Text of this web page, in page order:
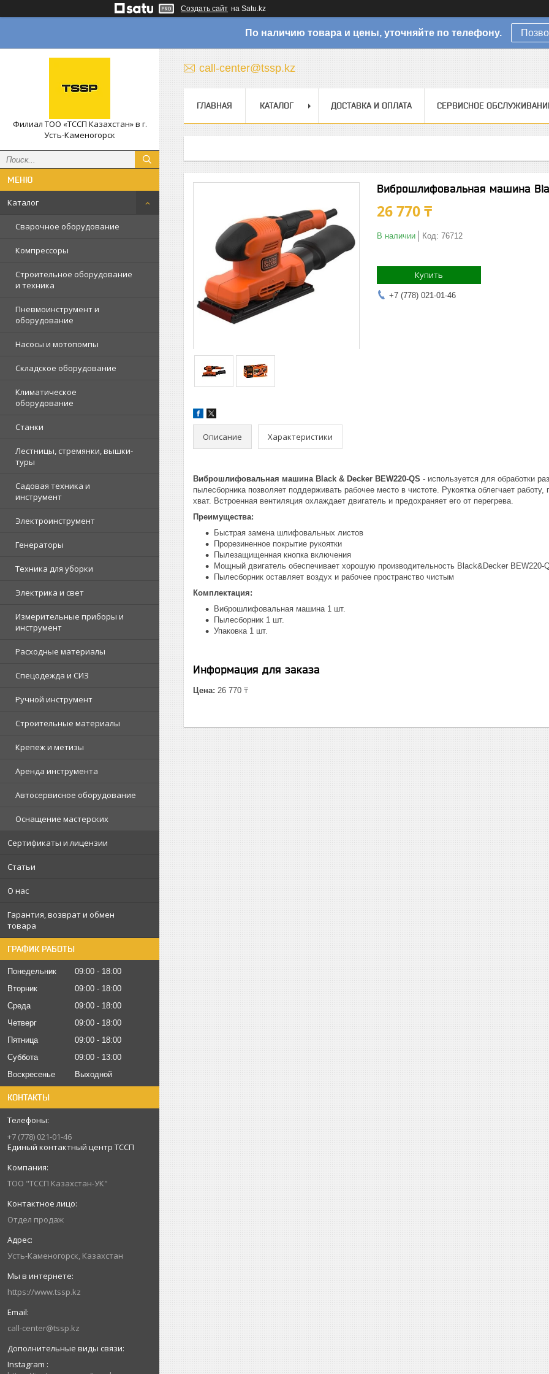
Создать сайт на Satu.kz
По наличию товара и цены, уточняйте по телефону.
Филиал ТОО «ТССП Казахстан» в г.
Усть-Каменогорск
Каталог
Сварочное оборудование
Компрессоры
Строительное оборудование
и техника
Пневмоинструмент и
оборудование
Насосы и мотопомпы
Складское оборудование
Климатическое
оборудование
Станки
Лестницы, стремянки, вышки-
туры
Садовая техника и
инструмент
Электроинструмент
Генераторы
Техника для уборки
Электрика и свет
Измерительные приборы и
инструмент
Расходные материалы
Спецодежда и СИЗ
Ручной инструмент
Строительные материалы
Крепеж и метизы
Аренда инструмента
Автосервисное оборудование
Оснащение мастерских
Сертификаты и лицензии
Статьи
О нас
Гарантия, возврат и обмен
товара
ГРАФИК РАБОТЫ
Понедельник 09:00
18:00
Вторник
09:00
18:00
Среда
09:00
18:00
Четверг
09:00
18:00
Пятница
09:00
18:00
Суббота
09:00
13:00
Воскресенье
Выходной
КОНТАКТЫ
+7 (778) 021-01-46
Единый контактный центр ТССП
ТОО "ТССП Казахстан-УК"
Отдел продаж
Усть-Каменогорск, Казахстан
https://www.tssp.kz
call-center@tssp.kz
Instagram
call-center@tssp.kz
ГЛАВНАЯ КАТАЛОГ ДОСТАВКА И ОПЛАТА СЕРВИСНОЕ
Виброшлифовальная машина
26 770 ₸
В наличии Код: 76712
Купить
+7 (778) 021-01-46
Описание Характеристики
Виброшлифовальная машина Black & Decker BEW220-QS - используется для обработки
пылесборника позволяет поддерживать рабочее место в чистоте. Рукоятка облегчает
хват. Встроенная вентиляция охлаждает двигатель и предохраняет его от перегрева.
Преимущества:
Быстрая замена шлифовальных листов
Прорезиненное покрытие рукоятки
Пылезащищенная кнопка включения
Мощный двигатель обеспечивает хорошую производительность Black&Decker BEW220-
Пылесборник оставляет воздух и рабочее пространство чистым
Комплектация:
Виброшлифовальная машина 1 шт.
Пылесборник 1 шт.
Упаковка 1 шт.
Информация для заказа
Цена: 26 770 ₸